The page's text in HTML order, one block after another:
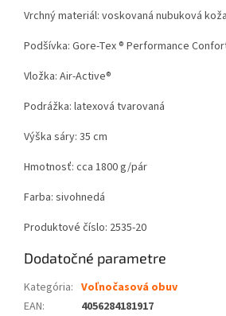
Vrchný materiál: voskovaná nubuková koža
Podšívka: Gore-Tex ® Performance
Vložka: Air-Active®
Podrážka: latexová tvarovaná
Výška sáry: 35 cm
Hmotnosť: cca 1800 g/pár
Farba: sivohnedá
Produktové číslo: 2535-20
Dodatočné parametre
Kategória: Voľnočasová obuv
EAN: 4056284181917